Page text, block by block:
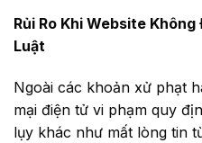
Rủi Ro Khi Website
Luật
Ngoài các khoản xử phạt
mại điện tử vi phạm quy
lụy khác như mất lòng tin